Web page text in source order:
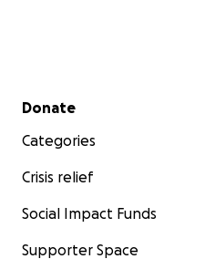
Secondary menu
Donate
Categories
Crisis relief
Social Impact Funds
Supporter Space